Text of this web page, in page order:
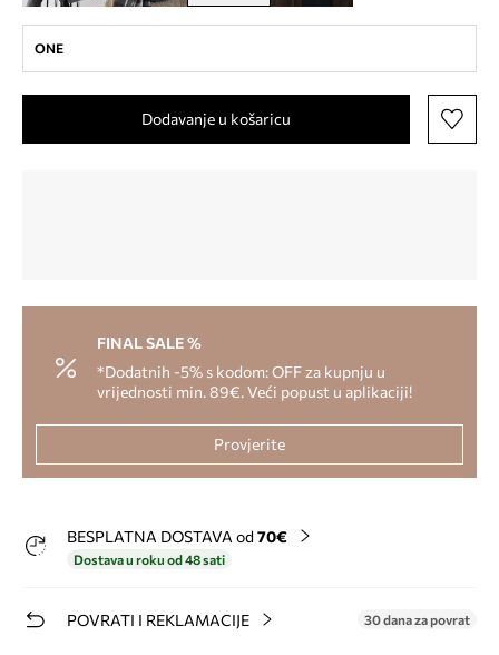
ONE
Dodavanje u košaricu
FINAL SALE %
*Dodatnih -5% s kodom: OFF za kupnju u
vrijednosti min. 89€. Veći popust u aplikaciji!
Provjerite
BESPLATNA DOSTAVA od 70€
Dostava u roku od 48 sati
POVRATI I REKLAMACIJE 30 dana za povrat